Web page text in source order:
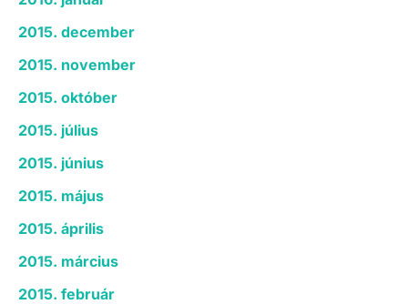
2015. december
2015. november
2015. október
2015. július
2015. június
2015. május
2015. április
2015. március
2015. február